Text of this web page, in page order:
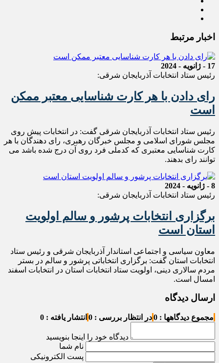
اخبار مرتبط
17 - ژانویه - 2024
رئیس ستاد انتخابات آذربایجان شرقی:
رای دادن با هر کارت شناسایی معتبر ممکن
است
رئیس ستاد انتخابات آذربایجان شرقی گفت: در انتخابات پیش روی
مجلس شورای اسلامی و مجلس خبرگان رهبری، رای دهندگان با هر
کارت شناسایی معتبری که کدملی فرد روی آن درج شده باشد می
توانند رای بدهند.
8 - ژانویه - 2024
رئیس ستاد انتخابات آذربایجان شرقی:
برگزاری انتخابات پرشور و سالم اولویت
استان است
معاون سیاسی و اجتماعی استاندار آذربایجان شرقی و رئیس ستاد
انتخابات استان گفت: برگزاری انتخاباتی پرشور و سالم در بستر
مردم سالاری دینی، اولویت ستاد انتخابات استان در انتخابات اسفند
امسال است.
ارسال دیدگاه
مجموع دیدگاهها : 0 در انتظار بررسی : 0 انتشار یافته : 0
دیدگاه خود را اینجا بنویسید
نام شما
پست الکترونیکی